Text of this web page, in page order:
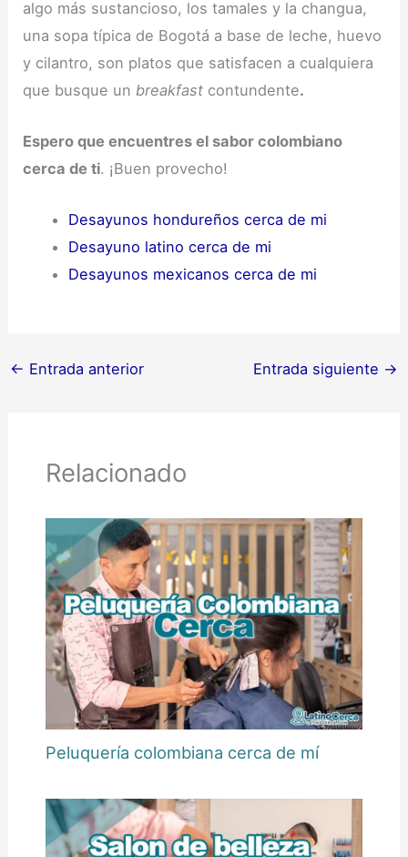
algo más sustancioso, los tamales y la changua,
una sopa típica de Bogotá a base de leche, huevo
y cilantro, son platos que satisfacen a cualquiera
que busque un breakfast contundente.
Espero que encuentres el sabor colombiano
cerca de ti. ¡Buen provecho!
Desayunos hondureños cerca de mi
Desayuno latino cerca de mi
Desayunos mexicanos cerca de mi
← Entrada anterior Entrada siguiente →
Relacionado
Peluquería colombiana cerca de mí